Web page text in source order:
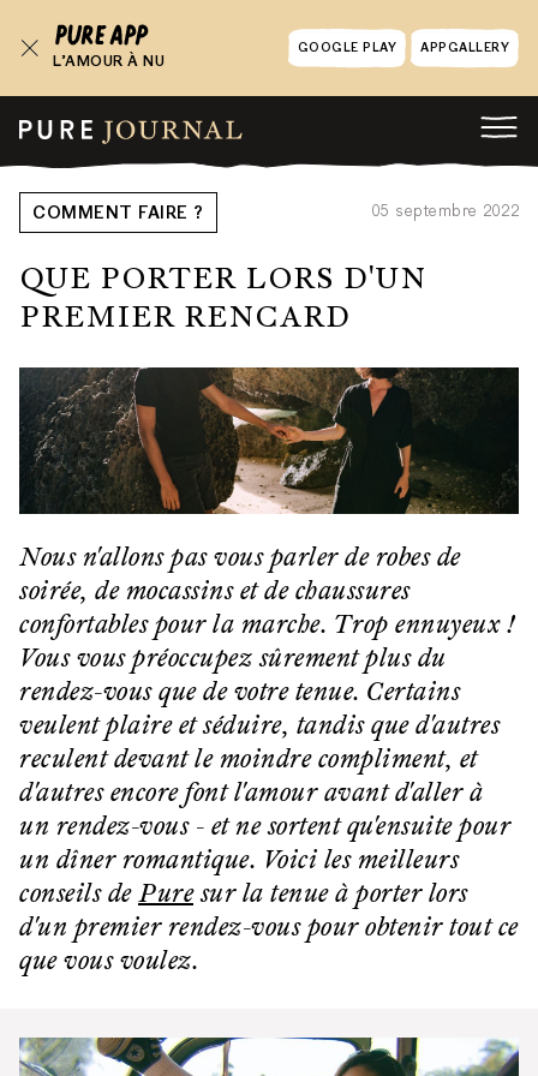
L’AMOUR À NU
GOOGLE PLAY APPGALLERY
COMMENT FAIRE ? 05 septembre 2022
QUE PORTER LORS D'UN
PREMIER RENCARD
Nous n'allons pas vous parler de robes de
soirée, de mocassins et de chaussures
confortables pour la marche. Trop ennuyeux !
Vous vous préoccupez sûrement plus du
rendez-vous que de votre tenue. Certains
veulent plaire et séduire, tandis que d'autres
reculent devant le moindre compliment, et
d'autres encore font l'amour avant d'aller à
un rendez-vous - et ne sortent qu'ensuite pour
un dîner romantique. Voici les meilleurs
conseils de Puresur la tenue à porter lors
d'un premier rendez-vous pour obtenir tout ce
que vous voulez.